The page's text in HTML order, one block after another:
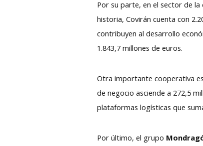
Por su parte, en el sector de
historia, Covirán cuenta con
contribuyen al desarrollo
1.843,7 millones de euros.
Otra importante cooperativa es
de negocio asciende a 272,5
plataformas logísticas que
Por último, el grupo